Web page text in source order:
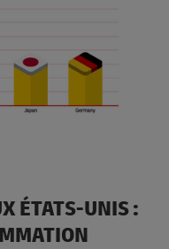
ÉTATS-UNIS :